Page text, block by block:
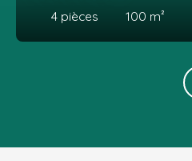
4 pièces 100 m²